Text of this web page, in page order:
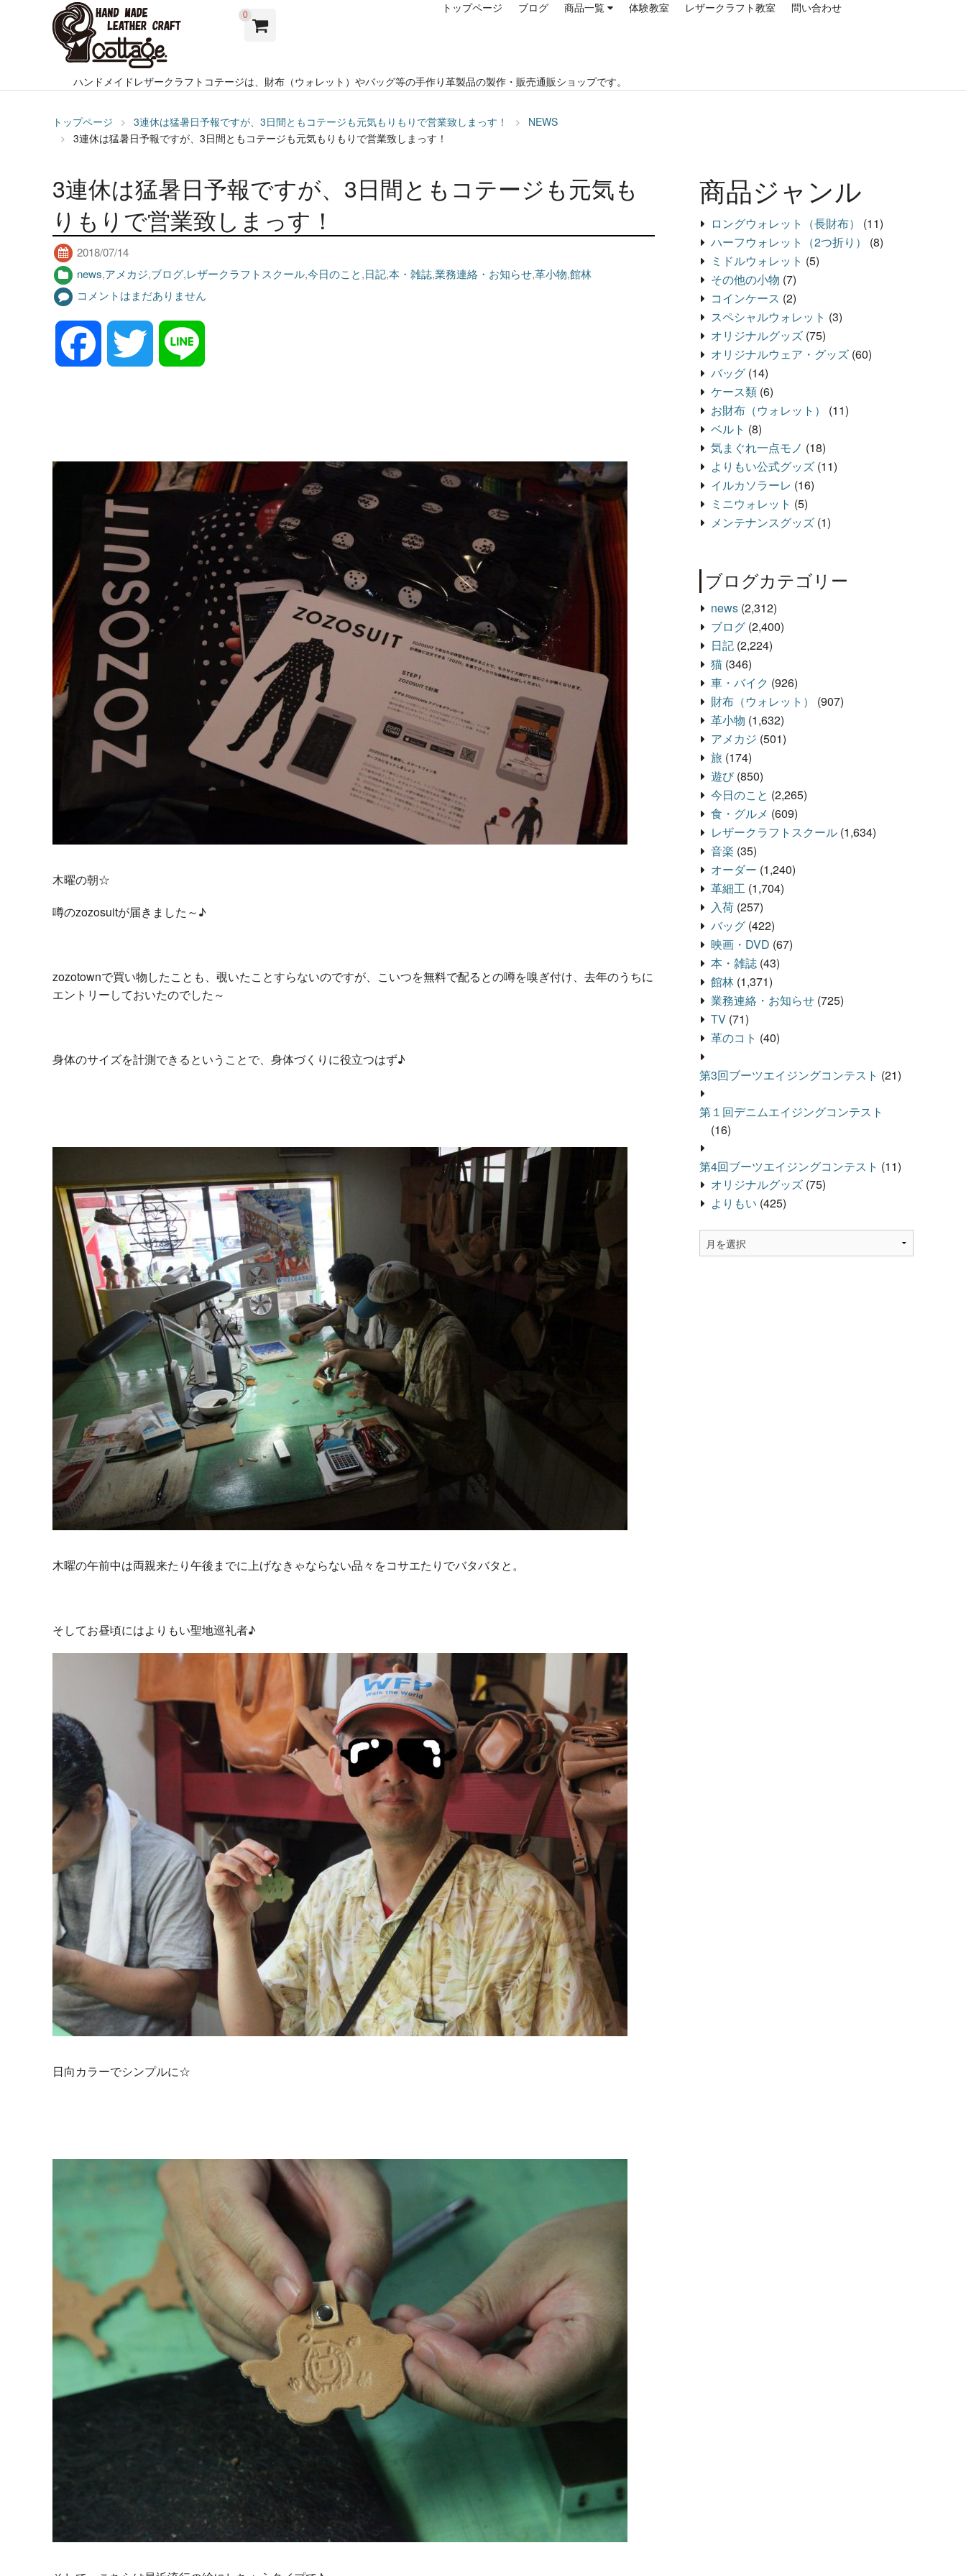
0
トップページ ブログ 商品一覧 体験教室 レザークラフト教室 問い合わせ
ハンドメイドレザークラフトコテージは、財布（ウォレット）やバッグ等の手作り革製品の製作・販売通販ショップです。
トップページ 3連休は猛暑日予報ですが、3日間ともコテージも元気もりもりで営業致しまっす！
NEWS
3連休は猛暑日予報ですが、3日間ともコテージも元気もりもりで営業致しまっす！
3連休は猛暑日予報ですが、3日間ともコテージも元気も
りもりで営業致しまっす！
2018/07/14
news,アメカジ,ブログ,レザークラフトスクール,今日のこと,日記,本・雑誌,業務連絡・お知らせ,革小物,館林
コメントはまだありません
b
o
o
k
t e
木曜の朝☆
噂のzozosuitが届きました～♪
zozotownで買い物したことも、覗いたことすらないのですが、こいつを無料で配るとの噂を嗅ぎ付け、去年のうちに
エントリーしておいたのでした～
身体のサイズを計測できるということで、身体づくりに役立つはず♪
木曜の午前中は両親来たり午後までに上げなきゃならない品々をコサエたりでバタバタと。
そしてお昼頃にはよりもい聖地巡礼者♪
日向カラーでシンプルに☆
商品ジャンル
ロングウォレット（長財布）
(11)
ハーフウォレット（2つ折り）
(8)
ミドルウォレット (5)
その他の小物 (7)
コインケース (2)
スペシャルウォレット (3)
オリジナルグッズ (75)
オリジナルウェア・グッズ (60)
バッグ (14)
ケース類 (6)
お財布（ウォレット）
(11)
ベルト (8)
気まぐれ一点モノ (18)
よりもい公式グッズ (11)
イルカソラーレ (16)
ミニウォレット (5)
メンテナンスグッズ (1)
ブログカテゴリー
news (2,312)
ブログ (2,400)
日記 (2,224)
猫 (346)
車・バイク (926)
財布（ウォレット）
(907)
革小物 (1,632)
アメカジ (501)
旅 (174)
遊び(850)
今日のこと (2,265)
食・グルメ (609)
レザークラフトスクール (1,634)
音楽 (35)
オーダー (1,240)
革細工 (1,704)
入荷 (257)
バッグ (422)
映画・DVD (67)
本・雑誌 (43)
館林 (1,371)
業務連絡・お知らせ (725)
TV (71)
革のコト (40)
第3回ブーツエイジングコンテスト (21)
第１回デニムエイジングコンテスト
(16)
第4回ブーツエイジングコンテスト (11)
オリジナルグッズ (75)
よりもい (425)